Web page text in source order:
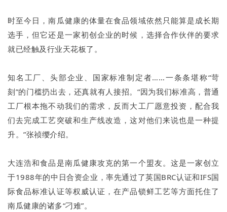
时至今日，南瓜健康的体量在食品领域依然只能算是成长期
选手，但它还是一家初创企业的时候，选择合作伙伴的要求
就已经触及行业天花板了。
知名工厂、头部企业、国家标准制定者……一条条堪称“苛
刻”的门槛扔出去，还真就有人接招。“因为我们标准高，普通
工厂根本拖不动我们的需求，反而大工厂愿意投资，配合我
们去完成工艺突破和生产线改造，这对他们来说也是一种提
升。”张祯缨介绍。
大连浩和食品是南瓜健康攻克的第一个盟友。这是一家创立
于1988年的中日合资企业，率先通过了英国BRC认证和IFS国
际食品标准认证等权威认证，在产品锁鲜工艺等方面托住了
南瓜健康的诸多“刁难”。